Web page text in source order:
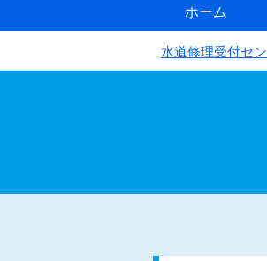
ホーム
水道修理受付セ